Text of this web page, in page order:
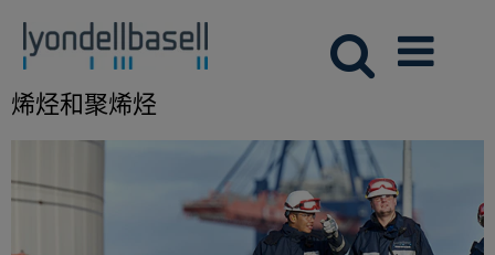
烯烃和聚烯烃